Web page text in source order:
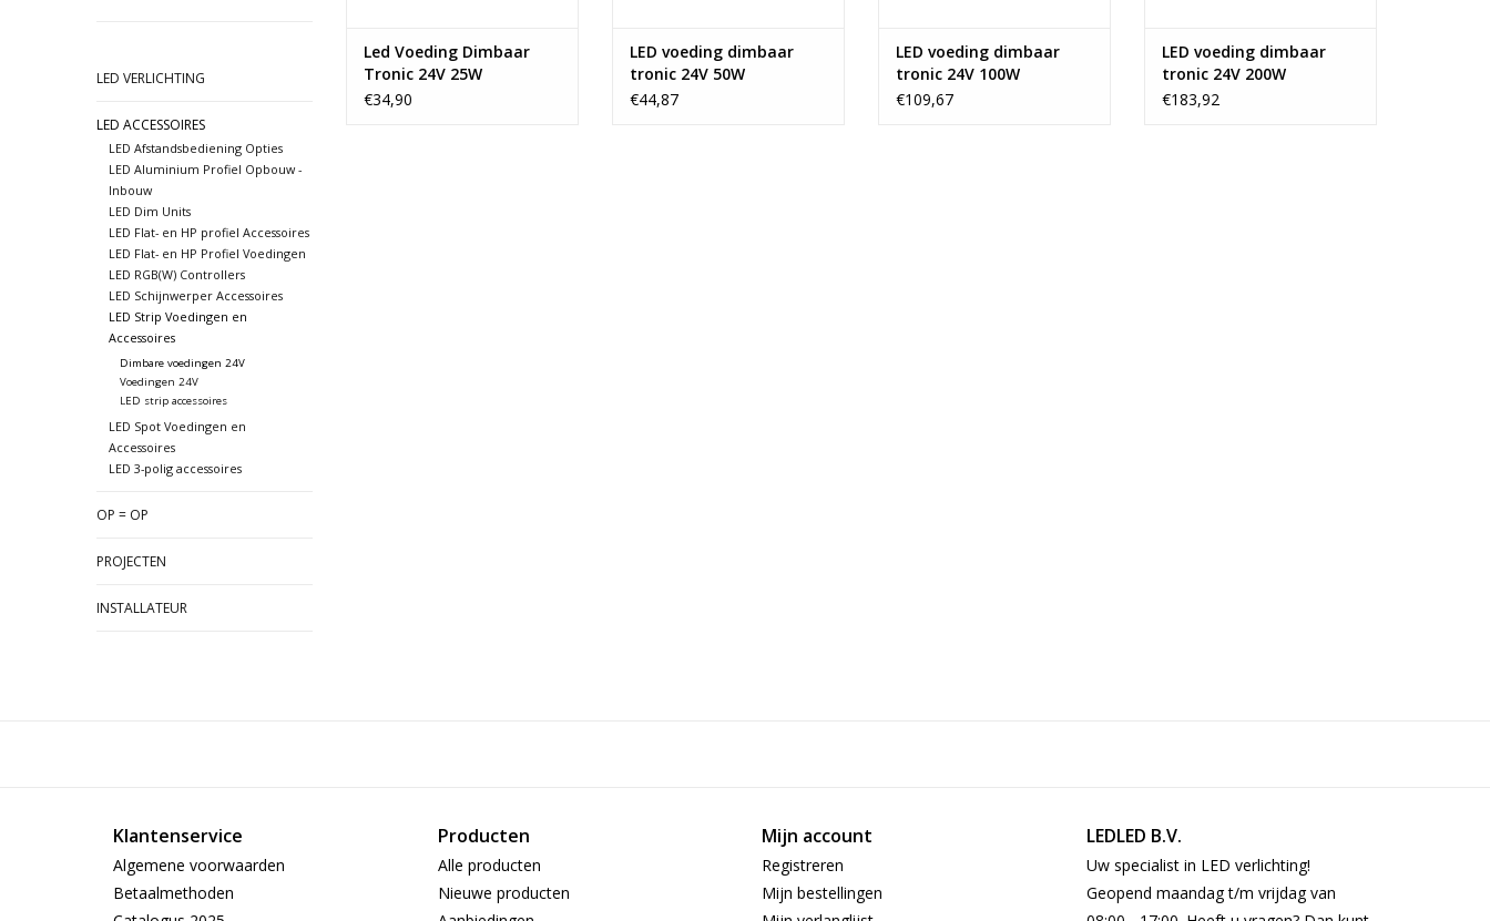
LED VERLICHTING
LED ACCESSOIRES
LED Afstandsbediening Opties
LED Aluminium Profiel Opbouw -
Inbouw
LED Dim Units
LED Flat- en HP profiel Accessoires
LED Flat- en HP Profiel Voedingen
LED RGB(W) Controllers
LED Schijnwerper Accessoires
LED Strip Voedingen en
Accessoires
Dimbare voedingen 24V
Voedingen 24V
LED strip accessoires
LED Spot Voedingen en
Accessoires
LED 3-polig accessoires
OP = OP
PROJECTEN
INSTALLATEUR
Led Voeding Dimbaar
Tronic 24V 25W
€34,90
LED voeding dimbaar
tronic 24V 50W
€44,87
LED voeding dimbaar
tronic 24V 100W
€109,67
LED voeding dimbaar
tronic 24V 200W
€183,92
Klantenservice
Algemene voorwaarden
Betaalmethoden
Producten
Alle producten
Nieuwe producten
Mijn account
Registreren
Mijn bestellingen
LEDLED B.V.
Uw specialist in LED verlichting!
Geopend maandag t/m vrijdag van